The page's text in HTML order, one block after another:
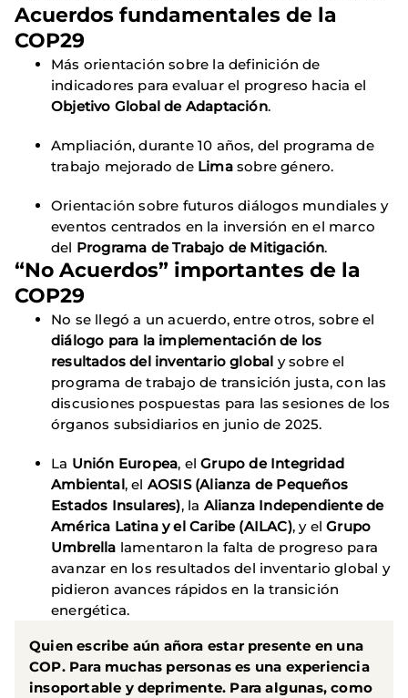
Acuerdos fundamentales de la
COP29
Más orientación sobre la definición de
indicadores para evaluar el progreso hacia el
Objetivo Global de Adaptación.
Ampliación, durante 10 años, del programa de
trabajo mejorado de Lima sobre género.
Orientación sobre futuros diálogos mundiales y
eventos centrados en la inversión en el marco
del Programa de Trabajo de Mitigación.
“No Acuerdos” importantes de la
COP29
No se llegó a un acuerdo, entre otros, sobre el
diálogo para la implementación de los
resultados del inventario global y sobre el
programa de trabajo de transición justa, con las
discusiones pospuestas para las sesiones de los
órganos subsidiarios en junio de 2025.
La Unión Europea, elGrupo de Integridad
Ambiental, el AOSIS (Alianza de Pequeños
Estados Insulares), la Alianza Independiente de
América Latina y el Caribe (AILAC), y elGrupo
Umbrella lamentaron la falta de progreso para
avanzar en los resultados del inventario global y
pidieron avances rápidos en la transición
energética.
Quien escribe aún añora estar presente en una
COP. Para muchas personas es una experiencia
insoportable y deprimente. Para algunas, como